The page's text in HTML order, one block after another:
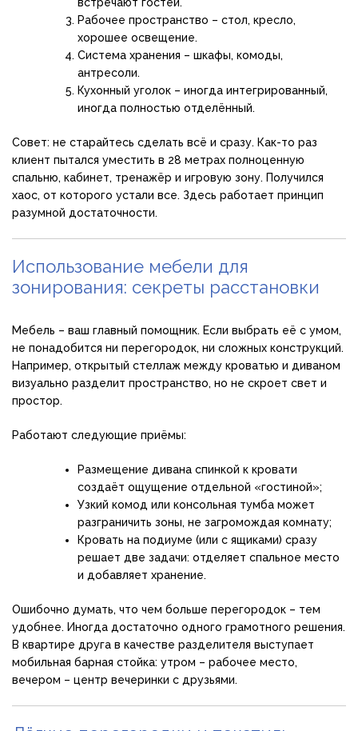
Рабочее пространство – стол, кресло,
хорошее освещение.
Система хранения – шкафы, комоды,
антресоли.
Кухонный уголок – иногда интегрированный,
иногда полностью отделённый.
Совет: не старайтесь сделать всё и сразу. Как-то раз
клиент пытался уместить в 28 метрах полноценную
спальню, кабинет, тренажёр и игровую зону. Получился
хаос, от которого устали все. Здесь работает принцип
разумной достаточности.
Использование мебели для
зонирования: секреты расстановки
Мебель – ваш главный помощник. Если выбрать её с умом,
не понадобится ни перегородок, ни сложных конструкций.
Например, открытый стеллаж между кроватью и диваном
визуально разделит пространство, но не скроет свет и
простор.
Работают следующие приёмы:
Размещение дивана спинкой к кровати
создаёт ощущение отдельной «гостиной»;
Узкий комод или консольная тумба может
разграничить зоны, не загромождая комнату;
Кровать на подиуме (или с ящиками) сразу
решает две задачи: отделяет спальное место
и добавляет хранение.
Ошибочно думать, что чем больше перегородок – тем
удобнее. Иногда достаточно одного грамотного решения.
В квартире друга в качестве разделителя выступает
мобильная барная стойка: утром – рабочее место,
вечером – центр вечеринки с друзьями.